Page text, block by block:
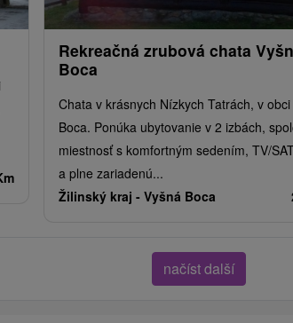
Rekreačná zrubová chata
Boca
Chata v krásnych Nízkych Tatrách, v obci
Boca. Ponúka ubytovanie v 2 izbách,
miestnosť s komfortným sedením, TV/
a plne zariadenú...
Žilinský kraj - Vyšná Boca
načíst další